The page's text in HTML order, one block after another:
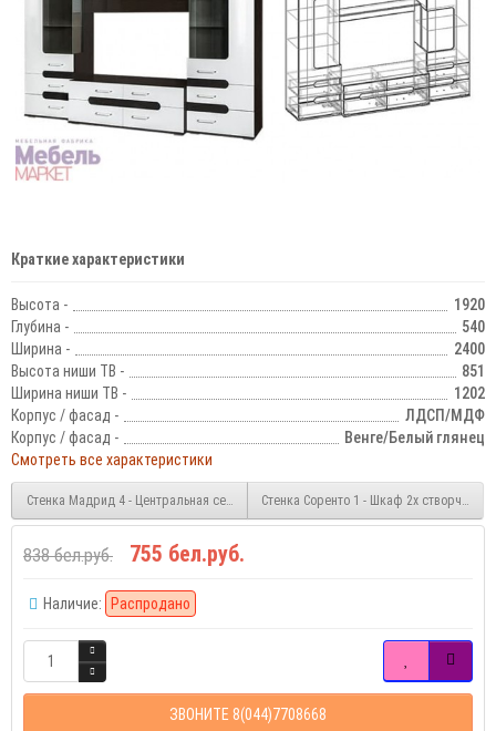
Краткие характеристики
Высота -
1920
Глубина -
540
Ширина -
2400
Высота ниши ТВ -
851
Ширина ниши ТВ -
1202
Корпус / фасад -
ЛДСП/МДФ
Корпус / фасад -
Венге/Белый глянец
Смотреть все характеристики
Стенка Мадрид 4 - Центральная секция Стенка Соренто 1 - Шкаф 2х створчатый
838 бел.руб. 755 бел.руб.
Наличие: Распродано
ЗВОНИТЕ 8(044)7708668